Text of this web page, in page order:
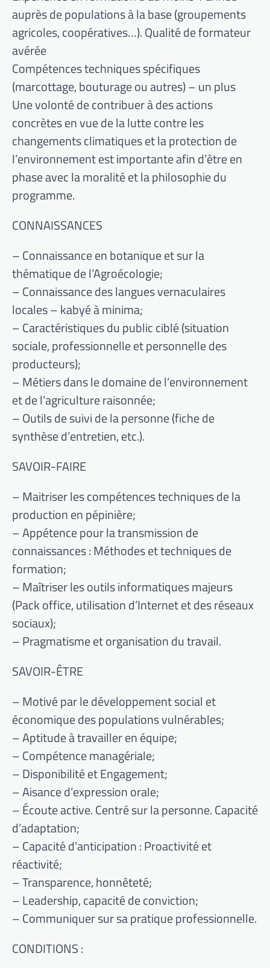
auprès de populations à la base (groupements
agricoles, coopératives…). Qualité de formateur
avérée
Compétences techniques spécifiques
(marcottage, bouturage ou autres) – un plus
Une volonté de contribuer à des actions
concrètes en vue de la lutte contre les
changements climatiques et la protection de
l’environnement est importante afin d’être en
phase avec la moralité et la philosophie du
programme.
CONNAISSANCES
– Connaissance en botanique et sur la
thématique de l’Agroécologie;
– Connaissance des langues vernaculaires
locales – kabyé à minima;
– Caractéristiques du public ciblé (situation
sociale, professionnelle et personnelle des
producteurs);
– Métiers dans le domaine de l’environnement
et de l’agriculture raisonnée;
– Outils de suivi de la personne (fiche de
synthèse d’entretien, etc.).
SAVOIR-FAIRE
– Maitriser les compétences techniques de la
production en pépinière;
– Appétence pour la transmission de
connaissances : Méthodes et techniques de
formation;
– Maîtriser les outils informatiques majeurs
(Pack office, utilisation d’Internet et des réseaux
sociaux);
– Pragmatisme et organisation du travail.
SAVOIR-ÊTRE
– Motivé par le développement social et
économique des populations vulnérables;
– Aptitude à travailler en équipe;
– Compétence managériale;
– Disponibilité et Engagement;
– Aisance d’expression orale;
– Écoute active. Centré sur la personne. Capacité
d’adaptation;
– Capacité d’anticipation : Proactivité et
réactivité;
– Transparence, honnêteté;
– Leadership, capacité de conviction;
– Communiquer sur sa pratique professionnelle.
CONDITIONS :